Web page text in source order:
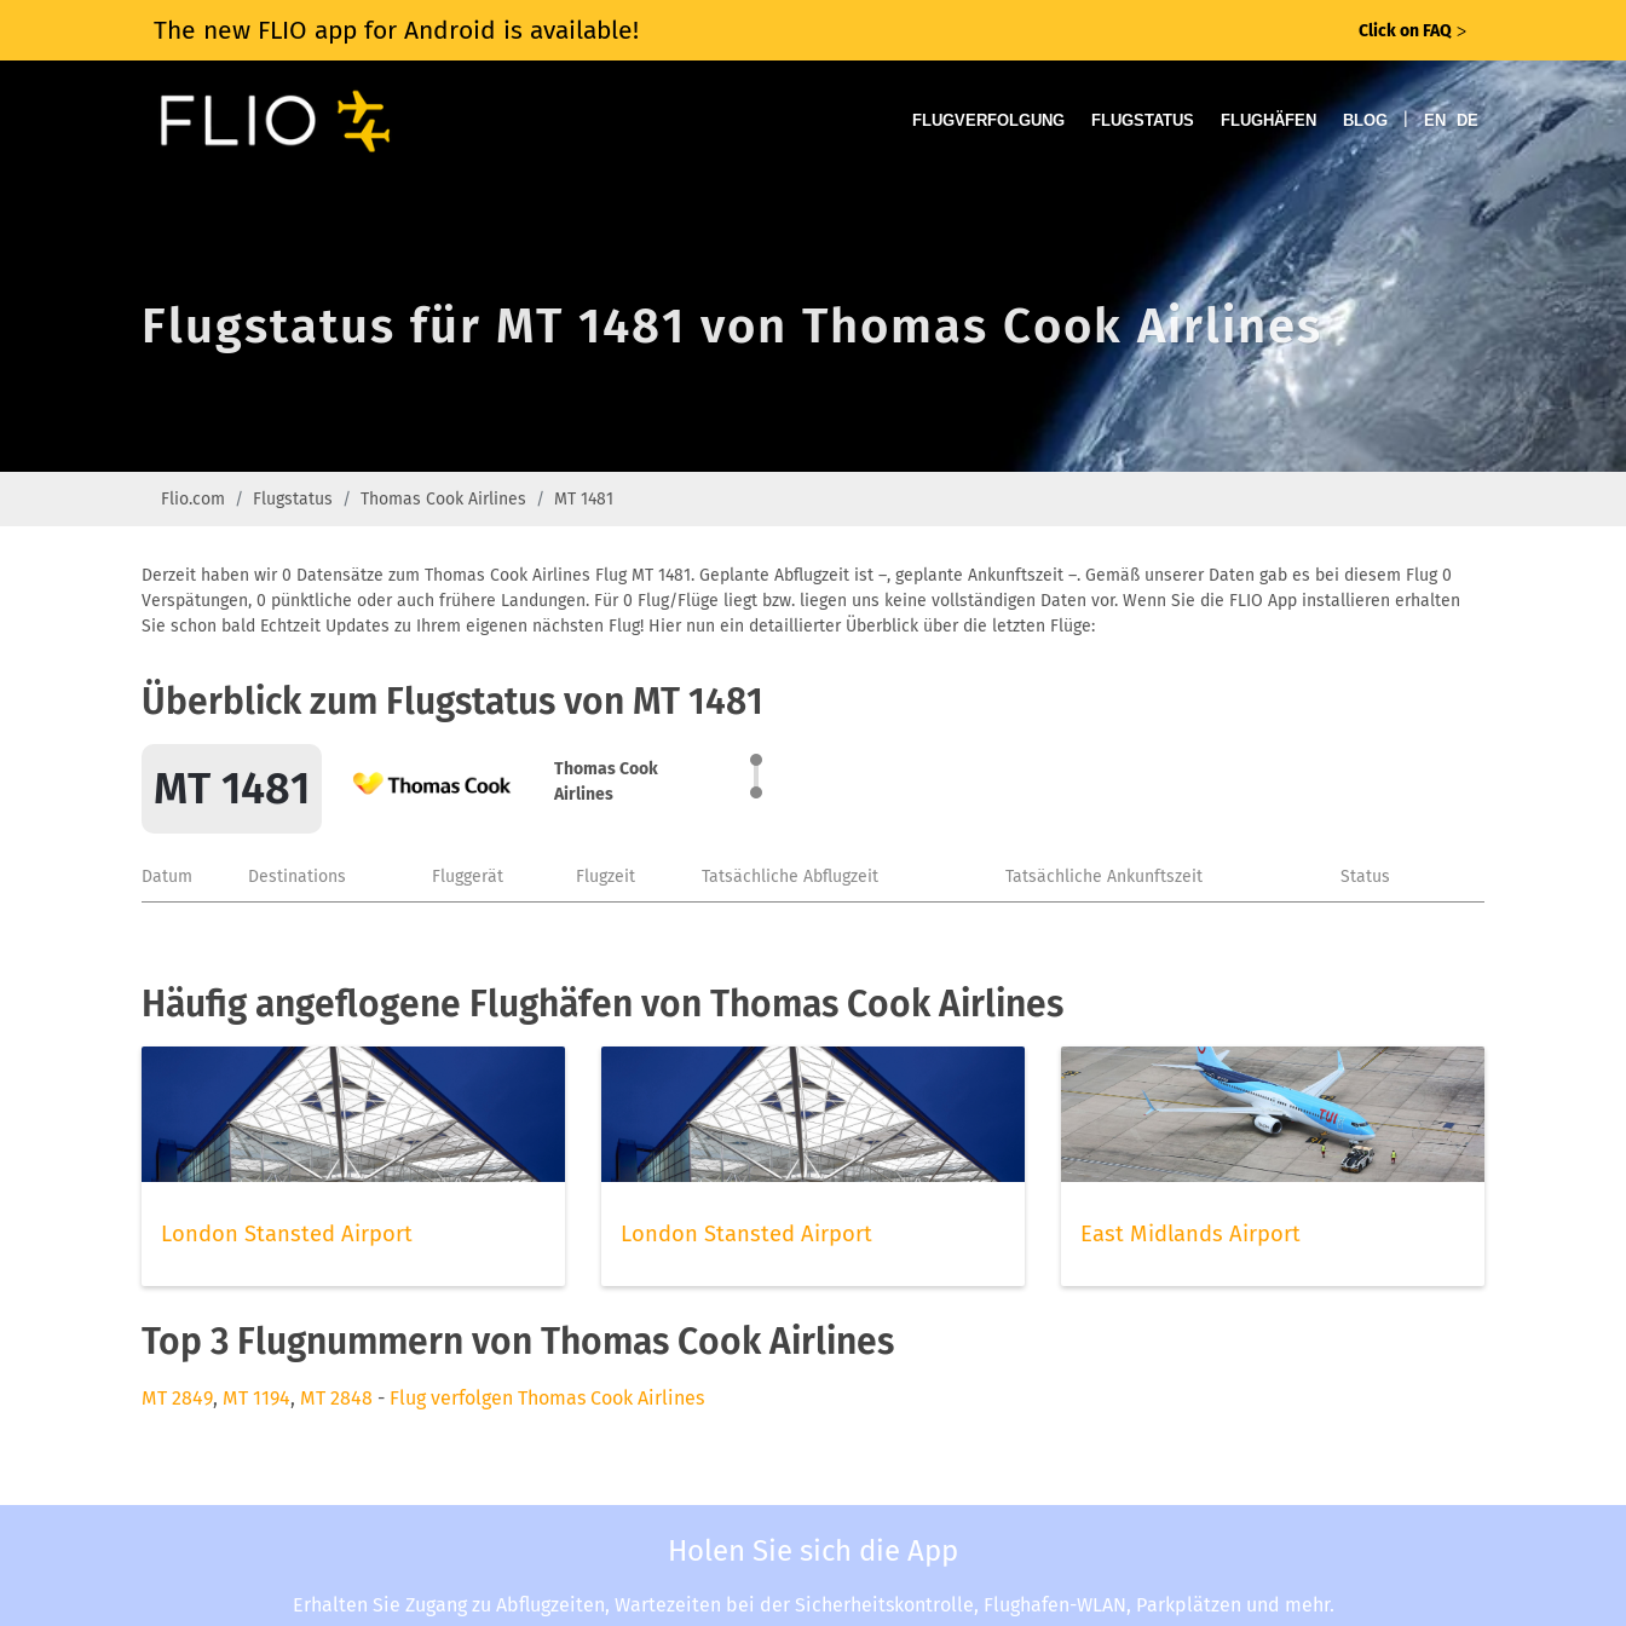
The new FLIO app for Android is available! Click on FAQ ᐳ
FLUGVERFOLGUNG FLUGSTATUS FLUGHÄFEN BLOG | EN DE
Flugstatus für MT 1481 von Thomas Cook Airlines
Flio.com Flugstatus Thomas Cook Airlines MT 1481
Derzeit haben wir 0 Datensätze zum Thomas Cook Airlines Flug MT 1481. Geplante Abflugzeit ist –, geplante Ankunftszeit –. Gemäß unserer Daten gab es bei diesem Flug 0
Verspätungen, 0 pünktliche oder auch frühere Landungen. Für 0 Flug/Flüge liegt bzw. liegen uns keine vollständigen Daten vor. Wenn Sie die FLIO App installieren erhalten
Sie schon bald Echtzeit Updates zu Ihrem eigenen nächsten Flug! Hier nun ein detaillierter Überblick über die letzten Flüge:
Überblick zum Flugstatus von MT 1481
MT 1481
Thomas Cook
Airlines
Datum Destinations Fluggerät Flugzeit Tatsächliche Abflugzeit Tatsächliche Ankunftszeit Status
Häufig angeflogene Flughäfen von Thomas Cook Airlines
London Stansted Airport London Stansted Airport East Midlands Airport
Top 3 Flugnummern von Thomas Cook Airlines
MT 2849, MT 1194, MT 2848 - Flug verfolgen Thomas Cook Airlines
Holen Sie sich die App
Erhalten Sie Zugang zu Abflugzeiten, Wartezeiten bei der Sicherheitskontrolle, Flughafen-WLAN, Parkplätzen und mehr.